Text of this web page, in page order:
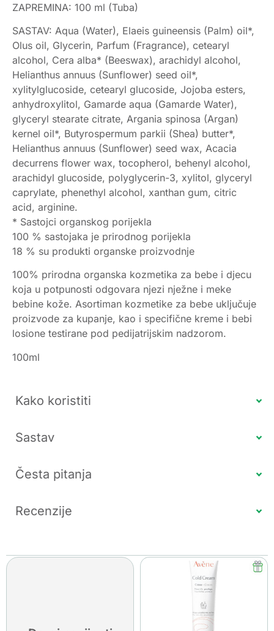
ZAPREMINA: 100 ml (Tuba)
SASTAV: Aqua (Water), Elaeis guineensis (Palm) oil*,
Olus oil, Glycerin, Parfum (Fragrance), cetearyl
alcohol, Cera alba* (Beeswax), arachidyl alcohol,
Helianthus annuus (Sunflower) seed oil*,
xylitylglucoside, cetearyl glucoside, Jojoba esters,
anhydroxylitol, Gamarde aqua (Gamarde Water),
glyceryl stearate citrate, Argania spinosa (Argan)
kernel oil*, Butyrospermum parkii (Shea) butter*,
Helianthus annuus (Sunflower) seed wax, Acacia
decurrens flower wax, tocopherol, behenyl alcohol,
arachidyl glucoside, polyglycerin-3, xylitol, glyceryl
caprylate, phenethyl alcohol, xanthan gum, citric
acid, arginine.
* Sastojci organskog porijekla
100 % sastojaka je prirodnog porijekla
18 % su produkti organske proizvodnje
100% prirodna organska kozmetika za bebe i djecu
koja u potpunosti odgovara njezi nježne i meke
bebine kože. Asortiman kozmetike za bebe uključuje
proizvode za kupanje, kao i specifične kreme i bebi
losione testirane pod pedijatrijskim nadzorom.
100ml
Kako koristiti
Sastav
Česta pitanja
Recenzije